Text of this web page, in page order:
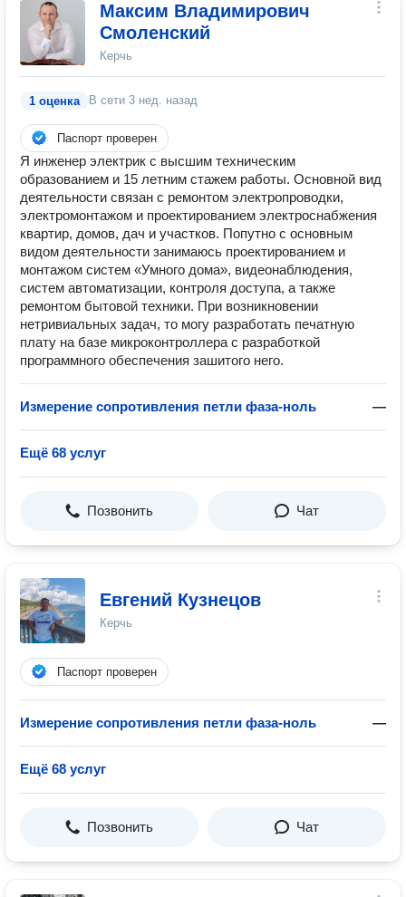
Максим Владимирович
Смоленский
Керчь
1 оценка В сети 3 нед. назад
Паспорт проверен
Я инженер электрик с высшим техническим
образованием и 15 летним стажем работы. Основной вид
деятельности связан с ремонтом электропроводки,
электромонтажом и проектированием электроснабжения
квартир, домов, дач и участков. Попутно с основным
видом деятельности занимаюсь проектированием и
монтажом систем «Умного дома», видеонаблюдения,
систем автоматизации, контроля доступа, а также
ремонтом бытовой техники. При возникновении
нетривиальных задач, то могу разработать печатную
плату на базе микроконтроллера с разработкой
программного обеспечения зашитого него.
Измерение сопротивления петли фаза-ноль —
Ещё 68 услуг
Позвонить Чат
Евгений Кузнецов
Керчь
Паспорт проверен
Измерение сопротивления петли фаза-ноль —
Ещё 68 услуг
Позвонить Чат